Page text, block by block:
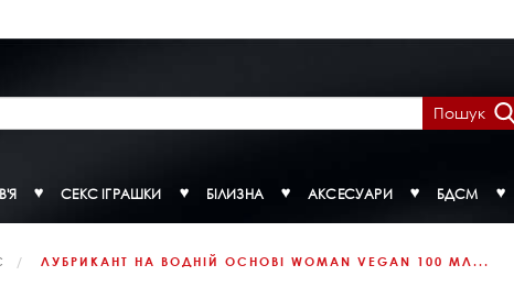
Пошук
СЕКС ІГРАШКИ БІЛИЗНА АКСЕСУАРИ БДСМ
ЛУБРИКАНТ НА ВОДНІЙ ОСНОВІ WOMAN VEGAN 100 МЛ...